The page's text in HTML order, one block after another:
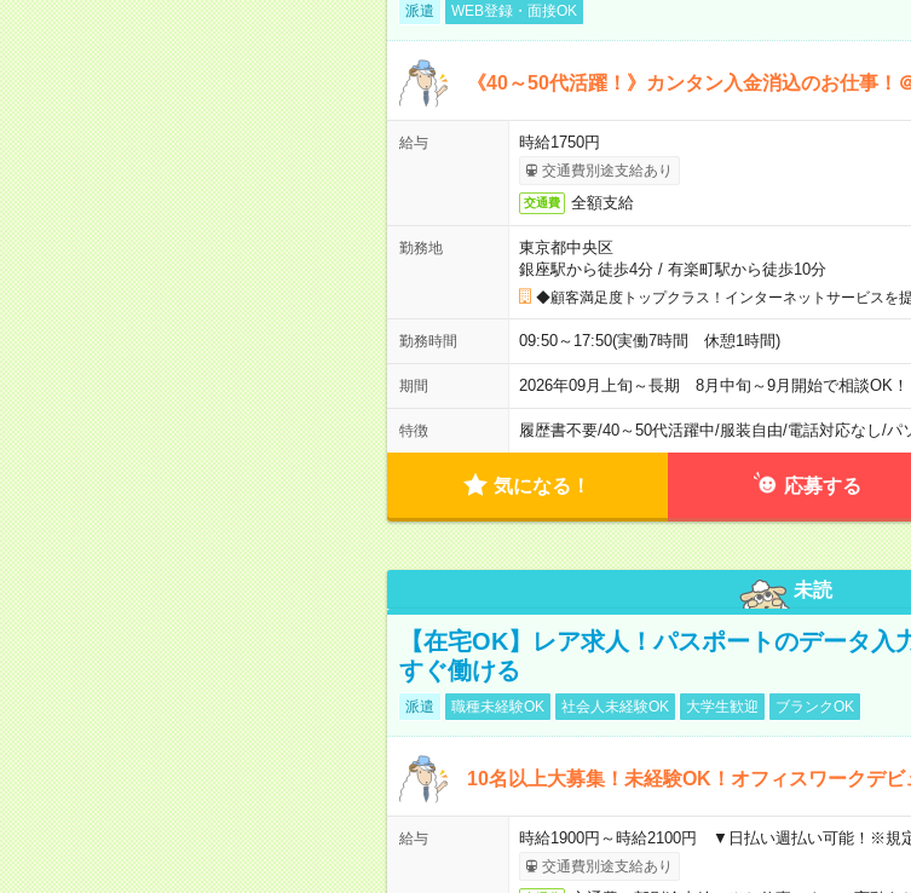
派遣 WEB登録・面接OK
《40～50代活躍！》カンタン入金消込のお仕事！
給与 時給1750円
交通費別途支給あり
交通費 全額支給
勤務地
東京都中央区
銀座駅から徒歩4分/ 有楽町駅から徒歩10分
◆顧客満足度トップクラス！インターネットサービスを
勤務時間 09:50～17:50(実働7時間 休憩1時間)
期間 2026年09月上旬～長期 8月中旬～9月開始で相談OK
特徴 履歴書不要/40～50代活躍中/服装自由/電話対応なし/パ
気になる！ 応募する
未読
【在宅OK】レア求人！パスポートのデータ入
すぐ働ける
派遣 職種未経験OK 社会人未経験OK 大学生歓迎 ブランクOK
10名以上大募集！未経験OK！オフィスワークデ
給与 時給1900円～時給2100円 ▼日払い週払い可能！※規
交通費別途支給あり